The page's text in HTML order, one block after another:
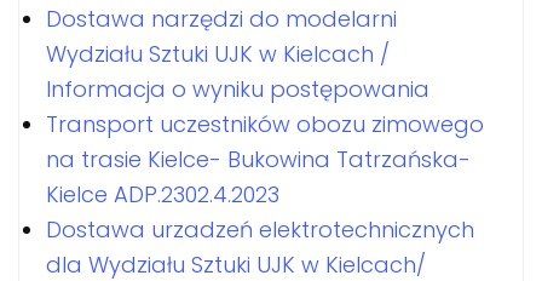
Dostawa narzędzi do modelarni
Wydziału Sztuki UJK w Kielcach /
Informacja o wyniku postępowania
Transport uczestników obozu zimowego
na trasie Kielce- Bukowina Tatrzańska-
Kielce ADP.2302.4.2023
Dostawa urzadzeń elektrotechnicznych
dla Wydziału Sztuki UJK w Kielcach/